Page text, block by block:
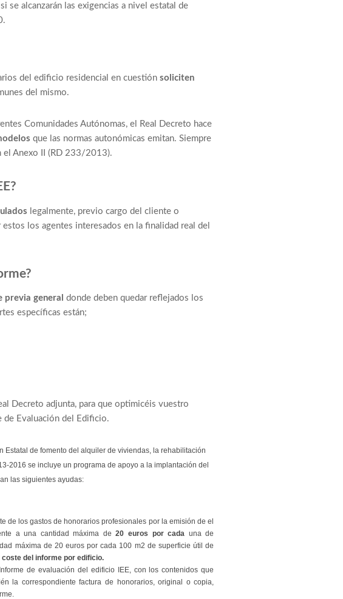
se alcanzarán las exigencias a nivel estatal de
del edificio residencial en cuestiónsoliciten
del mismo.
Comunidades Autónomas, el Real Decreto hace
que las normas autonómicas emitan. Siempre
el Anexo II (RD 233/2013).
legalmente, previo cargo del cliente o
los agentes interesados en la finalidad real del
previa general donde deben quedar reflejados los
específicas están;
Decreto adjunta, para que optimicéis vuestro
Evaluación del Edificio.
de fomento del alquiler de viviendas, la rehabilitación
2016 se incluye un programa de apoyo a la implantación del
las siguientes ayudas:
de los gastos de honorarios profesionales por la emisión de el
a una cantidad máxima de20 euros por cadauna de
máxima de 20 euros por cada 100 m2 de superficie útil de
del informe por edificio.
de evaluación del edificio IEE, con los contenidos que
la correspondiente factura de honorarios, original o copia,